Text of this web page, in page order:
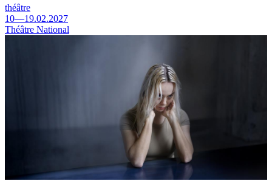
théâtre
10—19.02.2027
Théâtre National